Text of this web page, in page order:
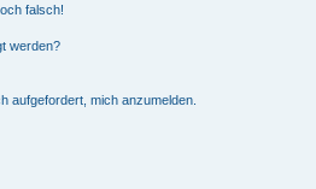
falsch!
werden?
aufgefordert, mich anzumelden.